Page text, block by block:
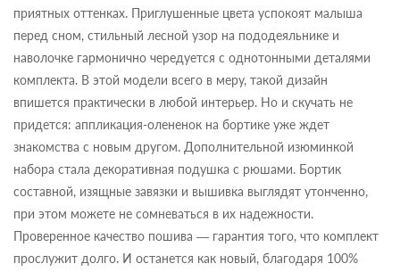
приятных оттенках. Приглушенные цвета успокоят малыша
перед сном, стильный лесной узор на пододеяльнике и
наволочке гармонично чередуется с однотонными деталями
комплекта. В этой модели всего в меру, такой дизайн
впишется практически в любой интерьер. Но и скучать не
придется: аппликация-олененок на бортике уже ждет
знакомства с новым другом. Дополнительной изюминкой
набора стала декоративная подушка с рюшами. Бортик
составной, изящные завязки и вышивка выглядят утонченно,
при этом можете не сомневаться в их надежности.
Проверенное качество пошива — гарантия того, что комплект
прослужит долго. И останется как новый, благодаря 100%